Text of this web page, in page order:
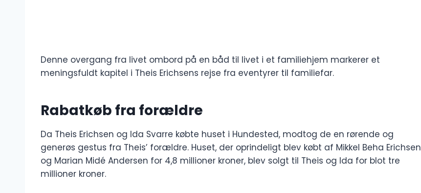
Denne overgang fra livet ombord på en båd til livet i et familiehjem markerer et
meningsfuldt kapitel i Theis Erichsens rejse fra eventyrer til familiefar.
Rabatkøb fra forældre
Da Theis Erichsen og Ida Svarre købte huset i Hundested, modtog de en rørende og
generøs gestus fra Theis’ forældre. Huset, der oprindeligt blev købt af Mikkel Beha Erichsen
og Marian Midé Andersen for 4,8 millioner kroner, blev solgt til Theis og Ida for blot tre
millioner kroner.